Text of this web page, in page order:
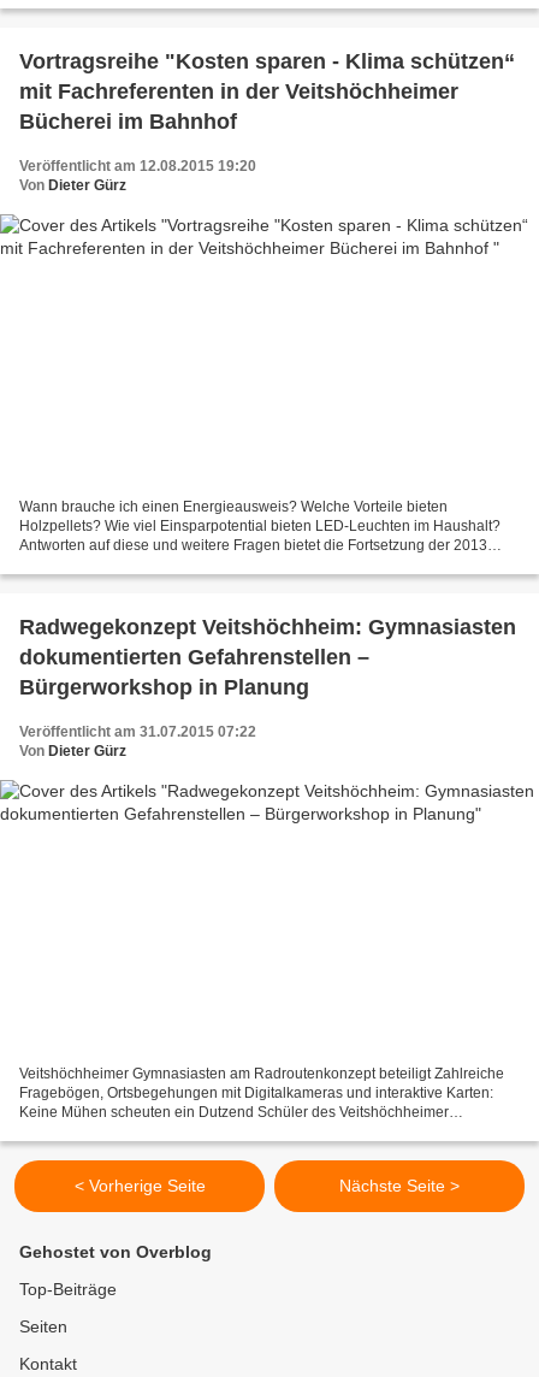
Vortragsreihe "Kosten sparen - Klima schützen“
mit Fachreferenten in der Veitshöchheimer
Bücherei im Bahnhof
Veröffentlicht am 12.08.2015 19:20
Von Dieter Gürz
Wann brauche ich einen Energieausweis? Welche Vorteile bieten
Holzpellets? Wie viel Einsparpotential bieten LED-Leuchten im Haushalt?
Antworten auf diese und weitere Fragen bietet die Fortsetzung der 2013
Radwegekonzept Veitshöchheim: Gymnasiasten
dokumentierten Gefahrenstellen –
Bürgerworkshop in Planung
Veröffentlicht am 31.07.2015 07:22
Von Dieter Gürz
Veitshöchheimer Gymnasiasten am Radroutenkonzept beteiligt Zahlreiche
Fragebögen, Ortsbegehungen mit Digitalkameras und interaktive Karten:
Keine Mühen scheuten ein Dutzend Schüler des Veitshöchheimer
< Vorherige Seite Nächste Seite >
Gehostet von Overblog
Top-Beiträge
Seiten
Kontakt